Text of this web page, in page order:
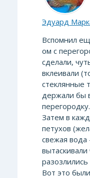
Эдуард
Вспомнил
ом с
сделали,
вклеивали
стеклянные
держали бы
перегородку.
Затем в
петухов
свежая вода
разозлились
Вот это